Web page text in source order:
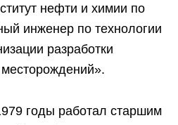
нефти и химии по
инженер по технологии
разработки
годы работал старшим